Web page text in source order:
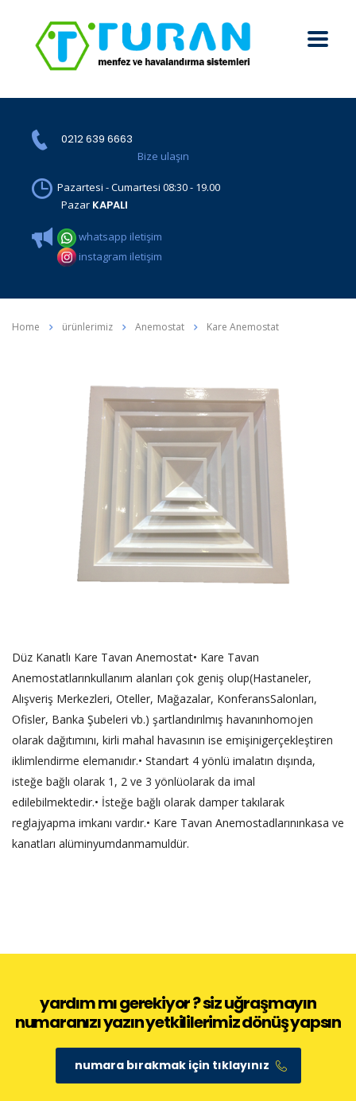
0212 639 6663
Bize ulaşın
Pazartesi - Cumartesi 08:30 - 19.00
Pazar KAPALI
whatsapp iletişim
instagram iletişim
Home ürünlerimiz Anemostat Kare Anemostat
Düz Kanatlı Kare Tavan Anemostat• Kare Tavan
Anemostatlarınkullanım alanları çok geniş olup(Hastaneler,
Alışveriş Merkezleri, Oteller, Mağazalar, KonferansSalonları,
Ofisler, Banka Şubeleri vb.) şartlandırılmış havanınhomojen
olarak dağıtımını, kirli mahal havasının ise emişinigerçekleştiren
iklimlendirme elemanıdır.• Standart 4 yönlü imalatın dışında,
isteğe bağlı olarak 1, 2 ve 3 yönlüolarak da imal
edilebilmektedir.• İsteğe bağlı olarak damper takılarak
reglajyapma imkanı vardır.• Kare Tavan Anemostadlarınınkasa ve
kanatları alüminyumdanmamuldür.
yardım mı gerekiyor ? siz uğraşmayın
numaranızı yazın yetkililerimiz dönüş yapsın
numara bırakmak için tıklayınız